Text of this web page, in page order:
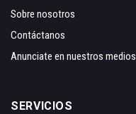
Sobre nosotros
Contáctanos
Anunciate en nuestros medios
SERVICIOS